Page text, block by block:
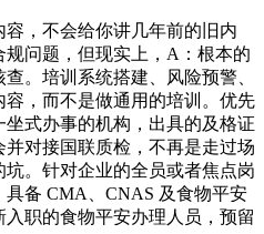
，不会给你讲几年前的旧内
问题，但现实上，A：根本的
。培训系统搭建、风险预警、
，而不是做通用的培训。优先
式办事的机构，出具的及格证
对接国联质检，不再是走过场
。针对企业的全员或者焦点岗
备 CMA、CNAS 及食物平安
职的食物平安办理人员，预留